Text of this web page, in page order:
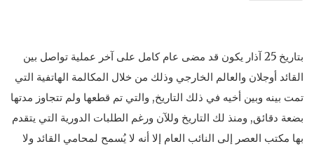
بتاريخ 25 آذار يكون قد مضى عام كامل على آخر عملية تواصل بين
القائد أوجلان والعالم الخارجي وذلك من خلال المكالمة الهاتفية التي
تمت بينه وبين أخيه في ذلك التاريخ, والتي تم قطعها ولم تتجاوز مدتها
بضعة دقائق, ومنذ لك التاريخ وللآن ورغم الطلبات الدورية التي يتقدم
بها مكتب العصر إلى النائب العام إلا أنه لا يُسمح لمحامي القائد ولا